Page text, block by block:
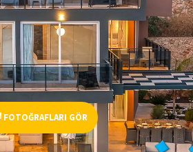
FOTOĞRAFLARI GÖR